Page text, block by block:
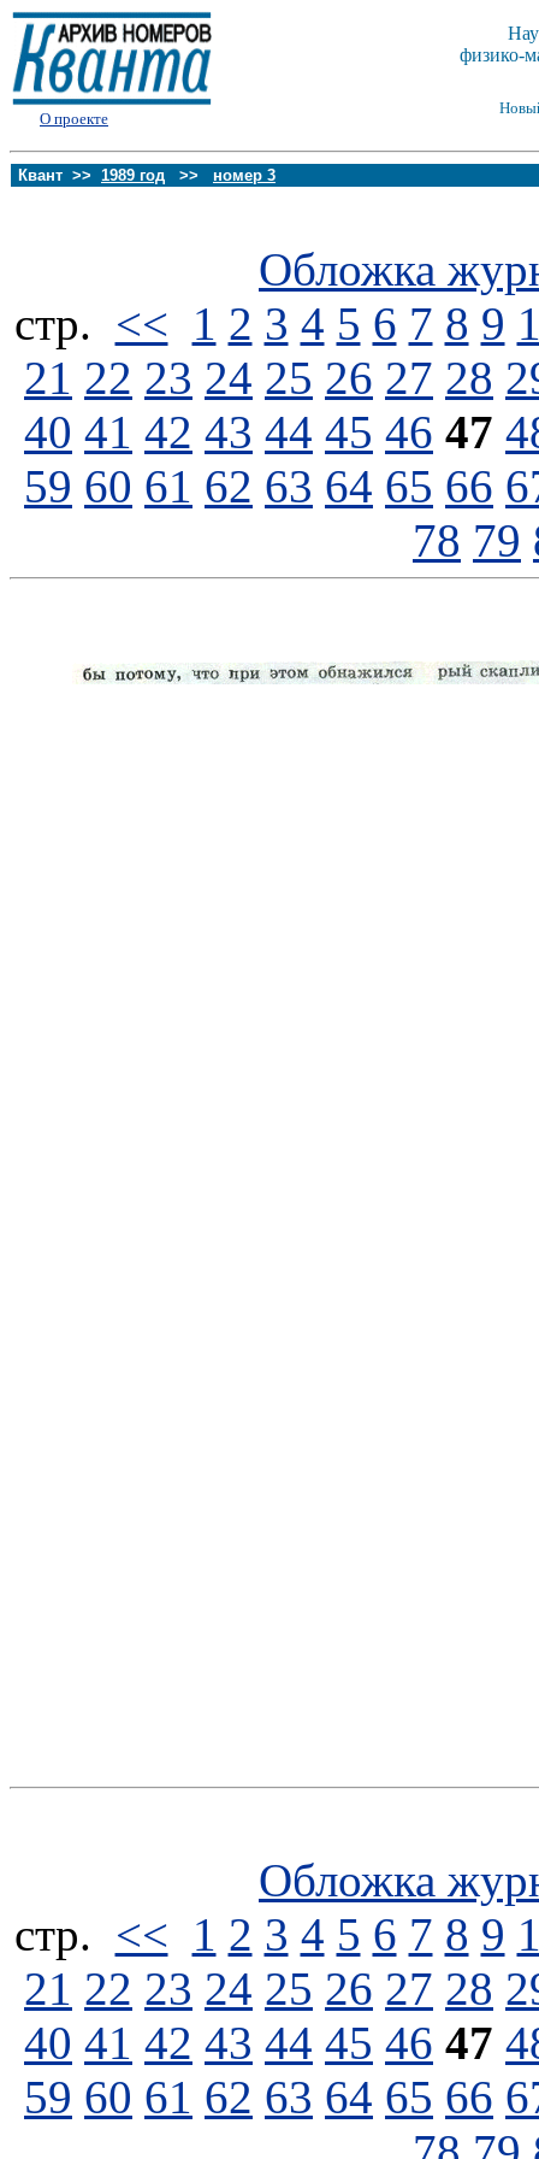
О проекте
физико-
Квант >> 1989 год >> номер 3
Обложка
стp. << 1 2 3 4 5 6 7 8 9
21 22 23 24 25 26 27 28
40 41 42 43 44 45 46 47
59 60 61 62 63 64 65 66
78 79
Обложка
стp. << 1 2 3 4 5 6 7 8 9
21 22 23 24 25 26 27 28
40 41 42 43 44 45 46 47
59 60 61 62 63 64 65 66